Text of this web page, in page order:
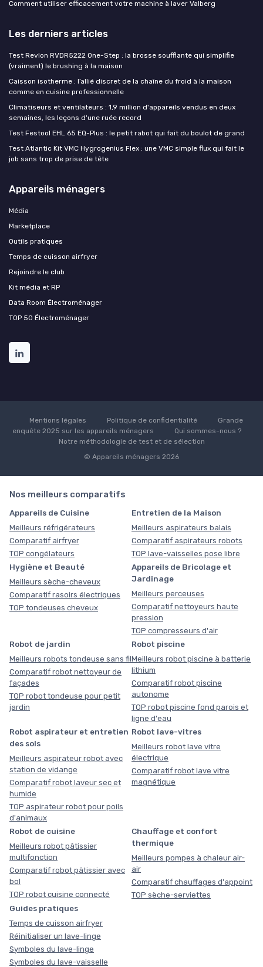
Comment utiliser efficacement votre machine à laver Valberg
Les derniers articles
Test Revlon RVDR5222 One-Step : la brosse soufflante qui simplifie
(vraiment) le brushing à la maison
Caisson isotherme : l’allié discret de la chaîne du froid à la maison
comme en cuisine professionnelle
Climatiseurs et ventilateurs : 1,9 million d'appareils vendus en deux
semaines, les leçons d'une ruée record
Test Festool EHL 65 EQ-Plus : le petit rabot qui fait du boulot de grand
Test Atlantic Kit VMC Hygrogenius Flex : une VMC simple flux qui fait le
job sans trop de prise de tête
Appareils ménagers
Média
Marketplace
Outils pratiques
Temps de cuisson airfryer
Rejoindre le club
Kit média et RP
Data Room Électroménager
TOP 50 Électroménager
Mentions légales Politique de confidentialité
Grande
enquête 2025 sur les appareils ménagers
Qui sommes-nous ?
Notre méthodologie de test et de sélection
© Appareils ménagers 2026
Nos meilleurs comparatifs
Appareils de Cuisine
Meilleurs réfrigérateurs
Comparatif airfryer
TOP congélateurs
Entretien de la Maison
Meilleurs aspirateurs balais
Comparatif aspirateurs robots
TOP lave-vaisselles pose libre
Hygiène et Beauté
Meilleurs sèche-cheveux
Comparatif rasoirs électriques
TOP tondeuses cheveux
Appareils de Bricolage et
Jardinage
Meilleurs perceuses
Comparatif nettoyeurs haute
pression
TOP compresseurs d'air
Robot de jardin
Meilleurs robots tondeuse sans fil
Comparatif robot nettoyeur de
façades
TOP robot tondeuse pour petit
jardin
Robot piscine
Meilleurs robot piscine à batterie
lithium
Comparatif robot piscine
autonome
TOP robot piscine fond parois et
ligne d'eau
Robot aspirateur et entretien
des sols
Meilleurs aspirateur robot avec
station de vidange
Comparatif robot laveur sec et
humide
TOP aspirateur robot pour poils
d'animaux
Robot lave-vitres
Meilleurs robot lave vitre
électrique
Comparatif robot lave vitre
magnétique
Robot de cuisine
Meilleurs robot pâtissier
multifonction
Comparatif robot pâtissier avec
bol
TOP robot cuisine connecté
Chauffage et confort
thermique
Meilleurs pompes à chaleur air-
air
Comparatif chauffages d'appoint
TOP sèche-serviettes
Guides pratiques
Temps de cuisson airfryer
Réinitialiser un lave-linge
Symboles du lave-linge
Symboles du lave-vaisselle